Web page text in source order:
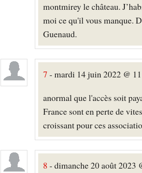
montmirey le château.
moi ce qu'il vous manque.
Guenaud.
7 - mardi 14 juin 2022 @
anormal que l'accès soit
France sont en perte de
croissant pour ces
8 - dimanche 20 août 2023